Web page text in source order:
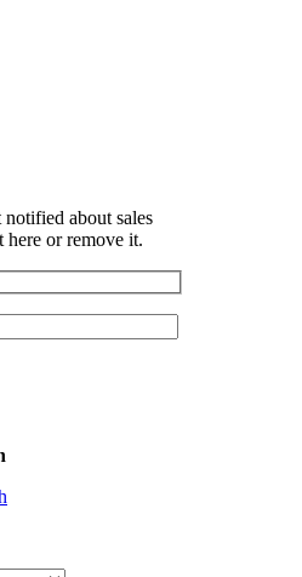
about sales
here or remove it.